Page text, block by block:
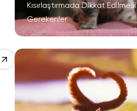
Kısırlaştırmada Dikkat Edilmesi
Gerekenler